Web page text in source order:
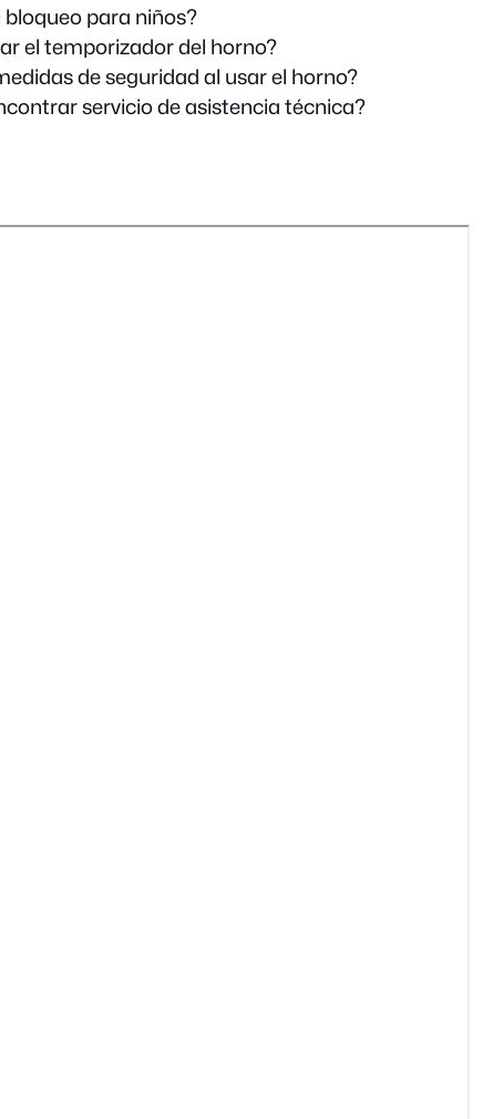
para niños?
el temporizador del horno?
de seguridad al usar el horno?
servicio de asistencia técnica?